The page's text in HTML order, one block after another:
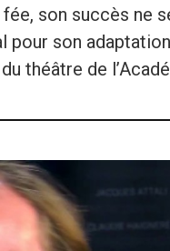
son succès ne
son
théâtre de